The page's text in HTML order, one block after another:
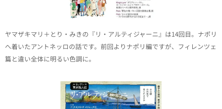
ヤマザキマリ＋とり・みきの『リ・アルティジャーニ』は14回目。ナポリ
へ着いたアントネッロの話です。前回よりナポリ編ですが、フィレンツェ
篇と違い全体に明るい色調に。